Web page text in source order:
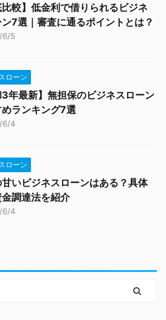
比較】低金利で借りられるビジネ
7選｜審査に通るポイントとは？
6/5
ローン
3年最新】無担保のビジネスローン
ランキング7選
6/4
ローン
いビジネスローンはある？具体
調達法を紹介
6/4